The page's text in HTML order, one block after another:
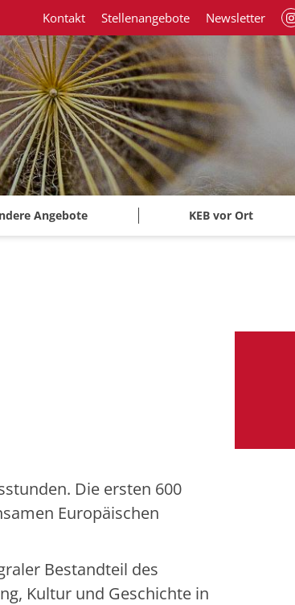
Angebote KEB vor Ort
Kontakt Stellenangebote Newsletter
Die ersten 600
Europäischen
Bestandteil des
Kultur und Geschichte in